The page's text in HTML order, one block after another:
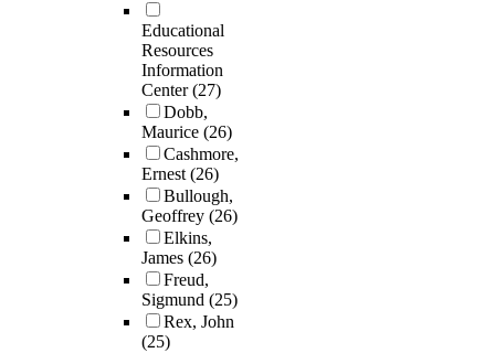
Educational
Resources
Information
Center(27)
Dobb,
Maurice (26)
Cashmore,
Ernest(26)
Bullough,
Geoffrey (26)
Elkins,
James (26)
Freud,
Sigmund (25)
Rex, John
(25)